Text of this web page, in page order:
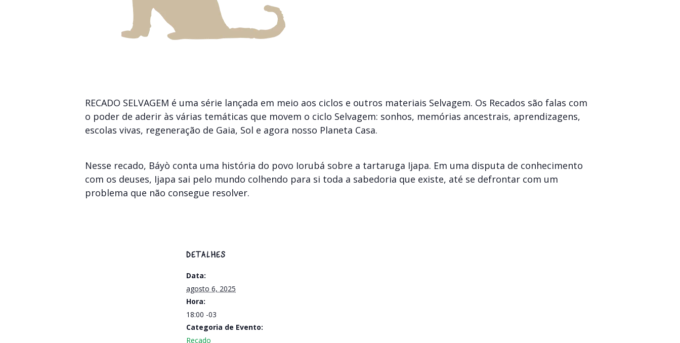
RECADO SELVAGEM é uma série lançada em meio aos ciclos e outros materiais Selvagem. Os Recados são falas com
o poder de aderir às várias temáticas que movem o ciclo Selvagem: sonhos, memórias ancestrais, aprendizagens,
escolas vivas, regeneração de Gaia, Sol e agora nosso Planeta Casa.
Nesse recado, Báyò conta uma história do povo Iorubá sobre a tartaruga Ijapa. Em uma disputa de conhecimento
com os deuses, Ijapa sai pelo mundo colhendo para si toda a sabedoria que existe, até se defrontar com um
problema que não consegue resolver.
DETALHES
Data:
agosto 6, 2025
Hora:
18:00 -03
Categoria de Evento:
Recado